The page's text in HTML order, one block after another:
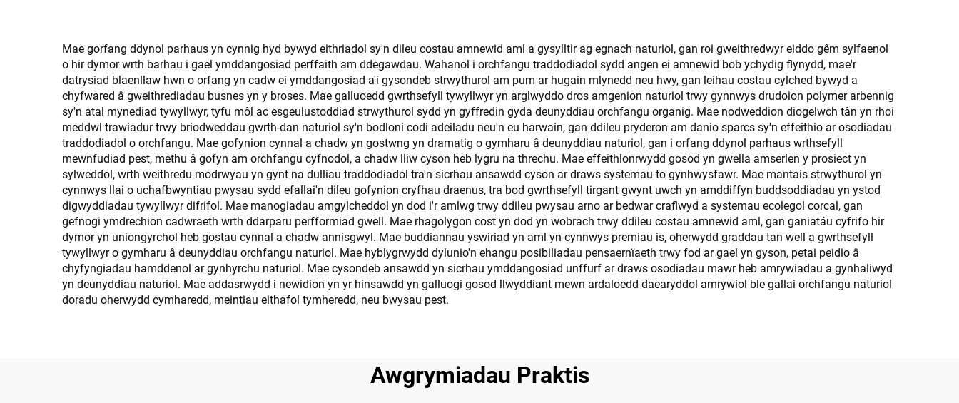
Mae gorfang ddynol parhaus yn cynnig hyd bywyd eithriadol sy'n dileu costau amnewid aml a gysylltir ag egnach naturiol, gan roi gweithredwyr eiddo gêm sylfaenol
o hir dymor wrth barhau i gael ymddangosiad perffaith am ddegawdau. Wahanol i orchfangu traddodiadol sydd angen ei amnewid bob ychydig flynydd, mae'r
datrysiad blaenllaw hwn o orfang yn cadw ei ymddangosiad a'i gysondeb strwythurol am pum ar hugain mlynedd neu hwy, gan leihau costau cylched bywyd a
chyfwared â gweithrediadau busnes yn y broses. Mae galluoedd gwrthsefyll tywyllwyr yn arglwyddo dros amgenion naturiol trwy gynnwys drudoion polymer arbennig
sy'n atal mynediad tywyllwyr, tyfu môl ac esgeulustoddiad strwythurol sydd yn gyffredin gyda deunyddiau orchfangu organig. Mae nodweddion diogelwch tân yn rhoi
meddwl trawiadur trwy briodweddau gwrth-dan naturiol sy'n bodloni codi adeiladu neu'n eu harwain, gan ddileu pryderon am danio sparcs sy'n effeithio ar osodiadau
traddodiadol o orchfangu. Mae gofynion cynnal a chadw yn gostwng yn dramatig o gymharu â deunyddiau naturiol, gan i orfang ddynol parhaus wrthsefyll
mewnfudiad pest, methu â gofyn am orchfangu cyfnodol, a chadw lliw cyson heb lygru na threchu. Mae effeithlonrwydd gosod yn gwella amserlen y prosiect yn
sylweddol, wrth weithredu modrwyau yn gynt na dulliau traddodiadol tra'n sicrhau ansawdd cyson ar draws systemau to gynhwysfawr. Mae mantais strwythurol yn
cynnwys llai o uchafbwyntiau pwysau sydd efallai'n dileu gofynion cryfhau draenus, tra bod gwrthsefyll tirgant gwynt uwch yn amddiffyn buddsoddiadau yn ystod
digwyddiadau tywyllwyr difrifol. Mae manogiadau amgylcheddol yn dod i'r amlwg trwy ddileu pwysau arno ar bedwar craflwyd a systemau ecolegol corcal, gan
gefnogi ymdrechion cadwraeth wrth ddarparu perfformiad gwell. Mae rhagolygon cost yn dod yn wobrach trwy ddileu costau amnewid aml, gan ganiatáu cyfrifo hir
dymor yn uniongyrchol heb gostau cynnal a chadw annisgwyl. Mae buddiannau yswiriad yn aml yn cynnwys premiau is, oherwydd graddau tan well a gwrthsefyll
tywyllwyr o gymharu â deunyddiau orchfangu naturiol. Mae hyblygrwydd dylunio'n ehangu posibiliadau pensaernïaeth trwy fod ar gael yn gyson, petai peidio â
chyfyngiadau hamddenol ar gynhyrchu naturiol. Mae cysondeb ansawdd yn sicrhau ymddangosiad unffurf ar draws osodiadau mawr heb amrywiadau a gynhaliwyd
yn deunyddiau naturiol. Mae addasrwydd i newidion yn yr hinsawdd yn galluogi gosod llwyddiant mewn ardaloedd daearyddol amrywiol ble gallai orchfangu naturiol
doradu oherwydd cymharedd, meintiau eithafol tymheredd, neu bwysau pest.
Awgrymiadau Praktis